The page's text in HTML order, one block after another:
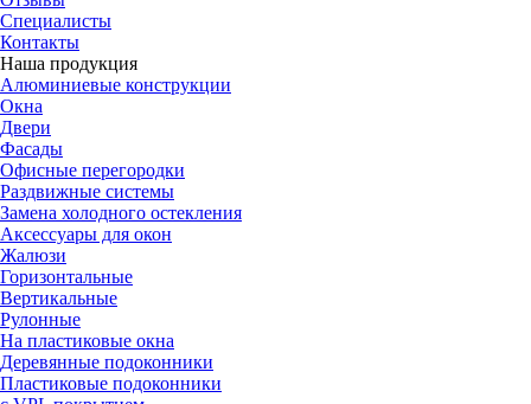
Специалисты
Контакты
Наша продукция
Алюминиевые конструкции
Окна
Двери
Фасады
Офисные перегородки
Раздвижные системы
Замена холодного остекления
Аксессуары для окон
Жалюзи
Горизонтальные
Вертикальные
Рулонные
На пластиковые окна
Деревянные подоконники
Пластиковые подоконники